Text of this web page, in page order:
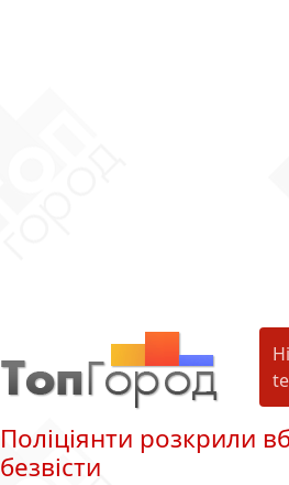
Поліціянти розкрили
безвісти